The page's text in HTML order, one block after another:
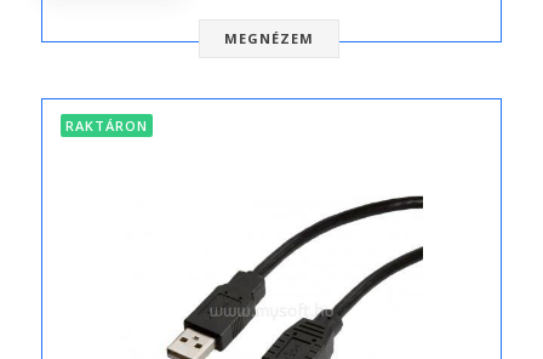
MEGNÉZEM
RAKTÁRON